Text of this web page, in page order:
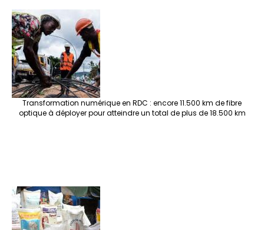
Transformation numérique en RDC : encore 11.500 km de fibre
optique à déployer pour atteindre un total de plus de 18.500 km